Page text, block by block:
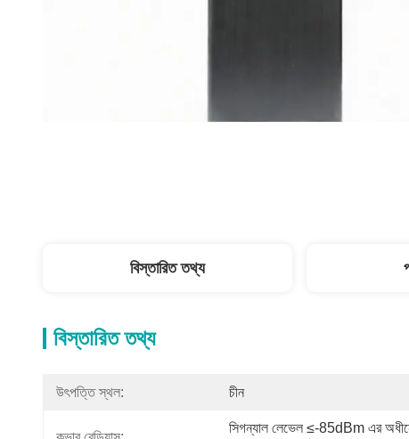
বিস্তারিত তথ্য
বিস্তারিত তথ্য
উৎপত্তি স্থল: চীন
সিগন্যাল লেভেল ≤-85dBm এর